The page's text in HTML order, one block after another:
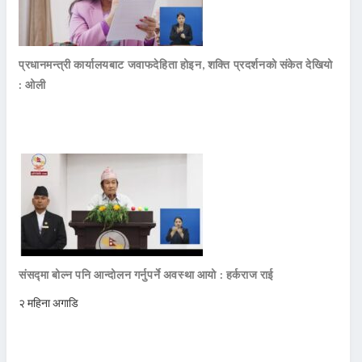
प्रधानमन्त्री कार्यालयबाट जवाफदेहिता होइन, शक्ति प्रदर्शनको संकेत देखियो
: ओली
संसद्मा बोल्न पनि आन्दोलन गर्नुपर्ने अवस्था आयो : हर्कराज राई
२ महिना अगाडि